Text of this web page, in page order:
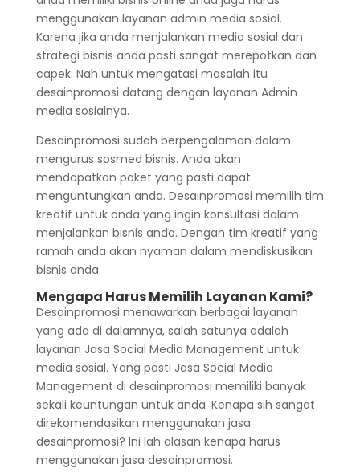
menggunakan layanan admin media sosial.
Karena jika anda menjalankan media sosial dan
strategi bisnis anda pasti sangat merepotkan dan
capek. Nah untuk mengatasi masalah itu
desainpromosi datang dengan layanan Admin
media sosialnya.
Desainpromosi sudah berpengalaman dalam
mengurus sosmed bisnis. Anda akan
mendapatkan paket yang pasti dapat
menguntungkan anda. Desainpromosi memilih tim
kreatif untuk anda yang ingin konsultasi dalam
menjalankan bisnis anda. Dengan tim kreatif yang
ramah anda akan nyaman dalam mendiskusikan
bisnis anda.
Mengapa Harus Memilih Layanan Kami?
Desainpromosi menawarkan berbagai layanan
yang ada di dalamnya, salah satunya adalah
layanan Jasa Social Media Management untuk
media sosial. Yang pasti Jasa Social Media
Management di desainpromosi memiliki banyak
sekali keuntungan untuk anda. Kenapa sih sangat
direkomendasikan menggunakan jasa
desainpromosi? Ini lah alasan kenapa harus
menggunakan jasa desainpromosi.